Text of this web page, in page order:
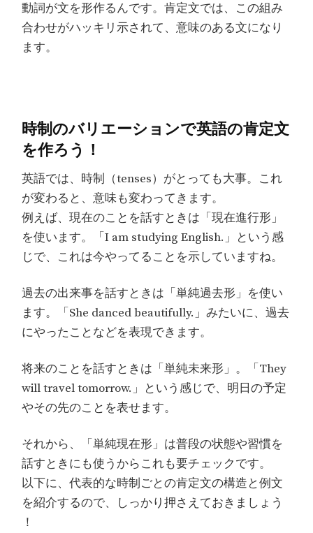
動詞が文を形作るんです。肯定文では、この組み
合わせがハッキリ示されて、意味のある文になり
ます。
時制のバリエーションで英語の肯定文
を作ろう！
英語では、時制（tenses）がとっても大事。これ
が変わると、意味も変わってきます。
例えば、現在のことを話すときは「現在進行形」
を使います。「I am studying English.」という感
じで、これは今やってることを示していますね。
過去の出来事を話すときは「単純過去形」を使い
ます。「She danced beautifully.」みたいに、過去
にやったことなどを表現できます。
将来のことを話すときは「単純未来形」。「They
will travel tomorrow.」という感じで、明日の予定
やその先のことを表せます。
それから、「単純現在形」は普段の状態や習慣を
話すときにも使うからこれも要チェックです。
以下に、代表的な時制ごとの肯定文の構造と例文
を紹介するので、しっかり押さえておきましょう
！